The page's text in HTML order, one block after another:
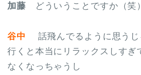
加藤 どういうことですか（笑）
谷中 話飛んでるように思うじ
行くと本当にリラックスしすぎ
なくなっちゃうし